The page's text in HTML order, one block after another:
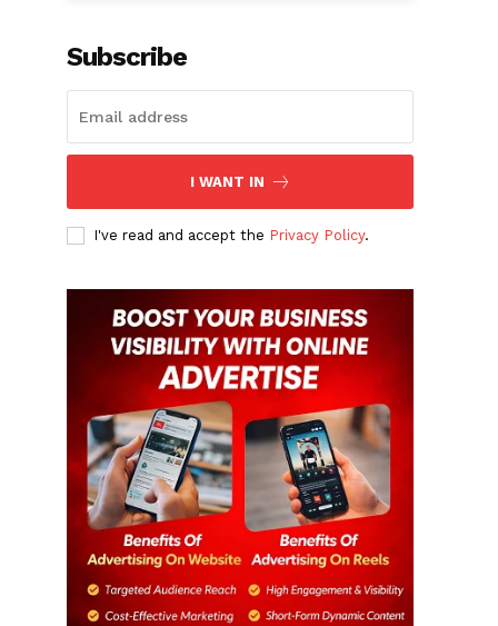
Subscribe
I WANT IN
I've read and accept the Privacy Policy.